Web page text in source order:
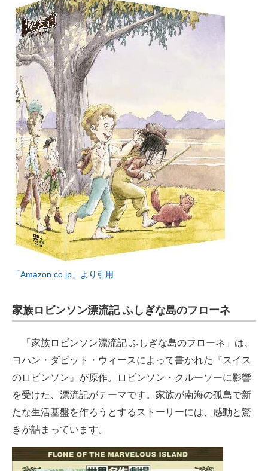
「Amazon.co.jp」より引用
家族ロビンソン漂流記 ふしぎな島のフローネ
「家族ロビンソン漂流記 ふしぎな島のフローネ」は、
ヨハン・ダビット・ウィースによって書かれた『スイス
のロビンソン』が原作。ロビンソン・クルーソーに影響
を受けた、漂流記がテーマです。家族が南海の孤島で新
たな生活基盤を作ろうとするストーリーには、感動と驚
きが詰まっています。